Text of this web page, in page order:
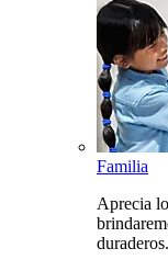
Familia
Aprecia
duraderos.